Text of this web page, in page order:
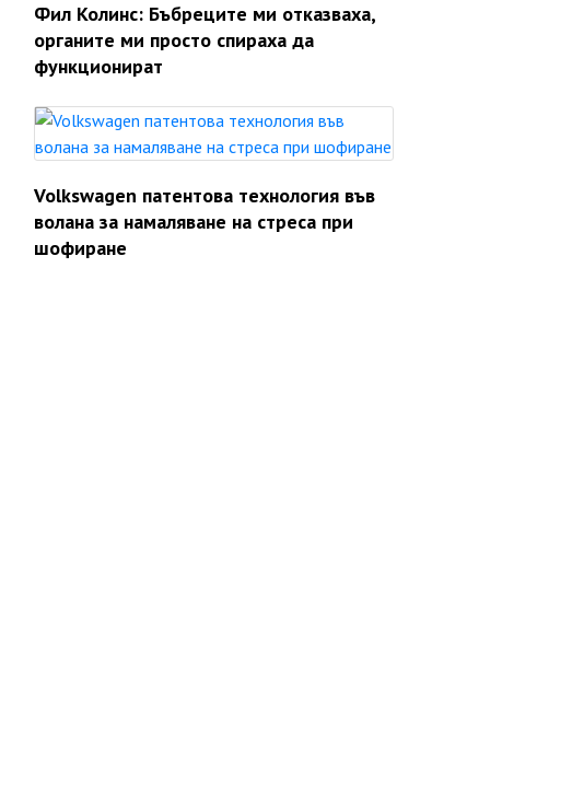
Фил Колинс: Бъбреците ми отказваха,
органите ми просто спираха да
функционират
Volkswagen патентова технология във
волана за намаляване на стреса при
шофиране